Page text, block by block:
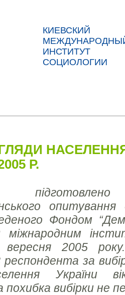
КИЕВСКИЙ
ИНСТИТУТ
СОЦИОЛОГИИ
Р.
Фондом
2005
за
України
вибірки не